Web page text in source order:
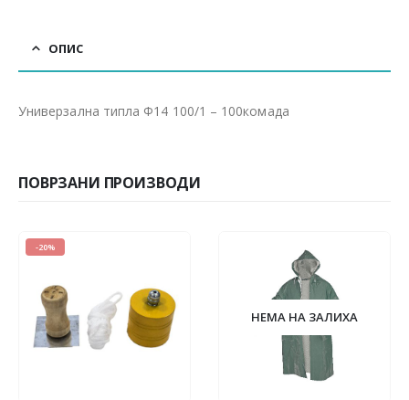
ОПИС
Универзална типла Ф14 100/1 – 100комада
ПОВРЗАНИ ПРОИЗВОДИ
-20%
НЕМА НА ЗАЛИХА